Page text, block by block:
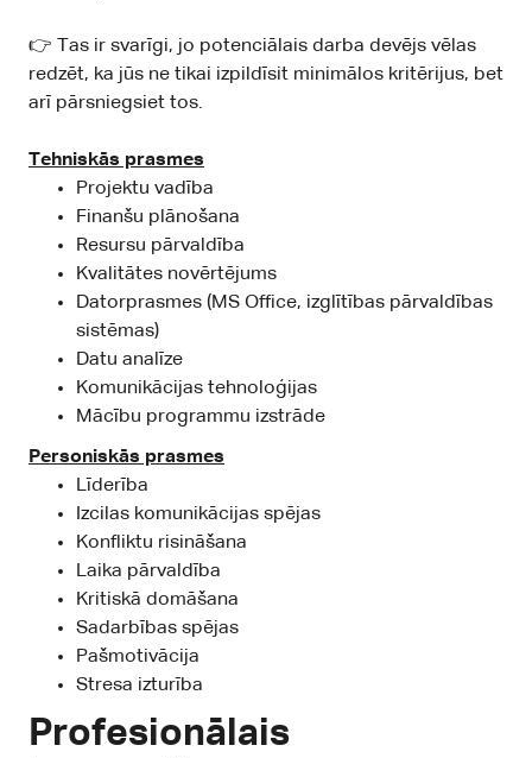
👉 Tas ir svarīgi, jo potenciālais darba devējs vēlas
redzēt, ka jūs ne tikai izpildīsit minimālos kritērijus, bet
arī pārsniegsiet tos.
Tehniskās prasmes
Projektu vadība
Finanšu plānošana
Resursu pārvaldība
Kvalitātes novērtējums
Datorprasmes (MS Office, izglītības pārvaldības
sistēmas)
Datu analīze
Komunikācijas tehnoloģijas
Mācību programmu izstrāde
Personiskās prasmes
Līderība
Izcilas komunikācijas spējas
Konfliktu risināšana
Laika pārvaldība
Kritiskā domāšana
Sadarbības spējas
Pašmotivācija
Stresa izturība
Profesionālais